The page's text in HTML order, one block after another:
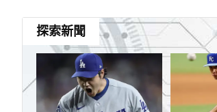
探索新聞